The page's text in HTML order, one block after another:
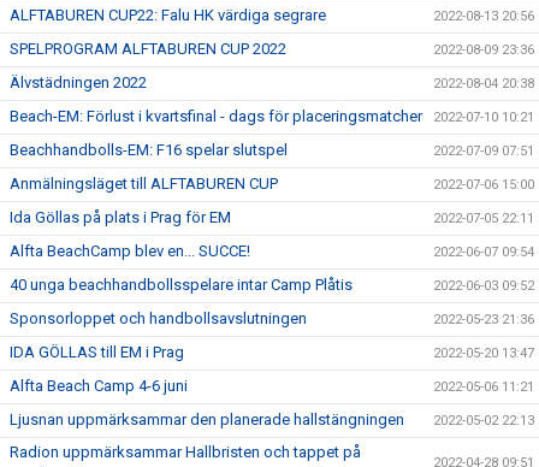
ALFTABUREN CUP22: Falu HK värdiga segrare 2022-08-13 20:56
SPELPROGRAM ALFTABUREN CUP 2022 2022-08-09 23:36
Älvstädningen 2022 2022-08-04 20:38
Beach-EM: Förlust i kvartsfinal - dags för placeringsmatcher 2022-07-10 10:21
Beachhandbolls-EM: F16 spelar slutspel 2022-07-09 07:51
Anmälningsläget till ALFTABUREN CUP 2022-07-06 15:00
Ida Göllas på plats i Prag för EM 2022-07-05 22:11
Alfta BeachCamp blev en... SUCCE! 2022-06-07 09:54
40 unga beachhandbollsspelare intar Camp Plåtis 2022-06-03 09:52
Sponsorloppet och handbollsavslutningen 2022-05-23 21:36
IDA GÖLLAS till EM i Prag 2022-05-20 13:47
Alfta Beach Camp 4-6 juni 2022-05-06 11:21
Ljusnan uppmärksammar den planerade hallstängningen 2022-05-02 22:13
Radion uppmärksammar Hallbristen och tappet på
2022-04-28 09:51